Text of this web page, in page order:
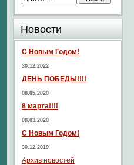
Новости
С Новым Годом!
30.12.2022
ДЕНЬ ПОБЕДЫ!!!!
08.05.2020
8 марта!!!!
08.03.2020
С Новым Годом!
30.12.2019
Архив новостей